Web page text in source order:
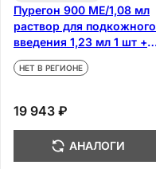
Пурегон 900 МЕ/1,08 мл
раствор для подкожного
введения 1,23 мл 1 шт +
иглы 9 шт
НЕТ В РЕГИОНЕ
19 943 ₽
АНАЛОГИ